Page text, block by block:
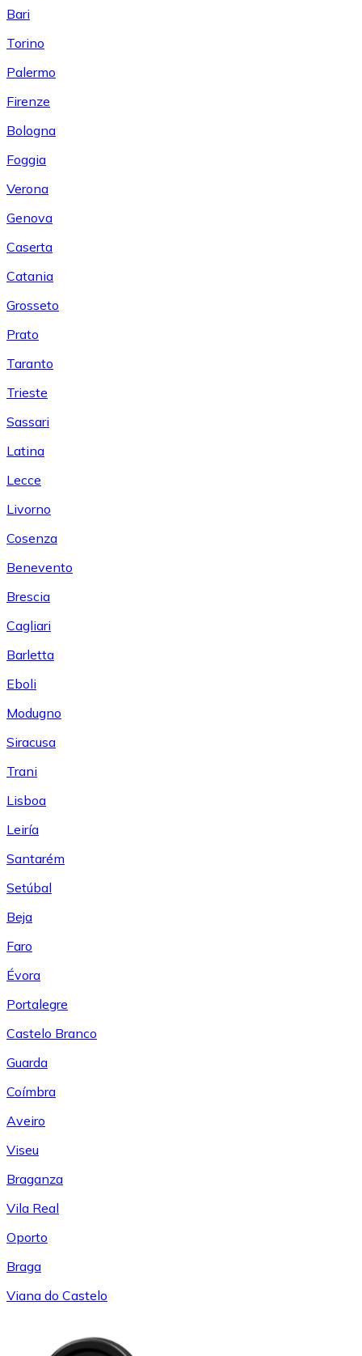
Bari
Torino
Palermo
Firenze
Bologna
Foggia
Verona
Genova
Caserta
Catania
Grosseto
Prato
Taranto
Trieste
Sassari
Latina
Lecce
Livorno
Cosenza
Benevento
Brescia
Cagliari
Barletta
Eboli
Modugno
Siracusa
Trani
Lisboa
Leiría
Santarém
Setúbal
Beja
Faro
Évora
Portalegre
Castelo Branco
Guarda
Coímbra
Aveiro
Viseu
Braganza
Vila Real
Oporto
Braga
Viana do Castelo